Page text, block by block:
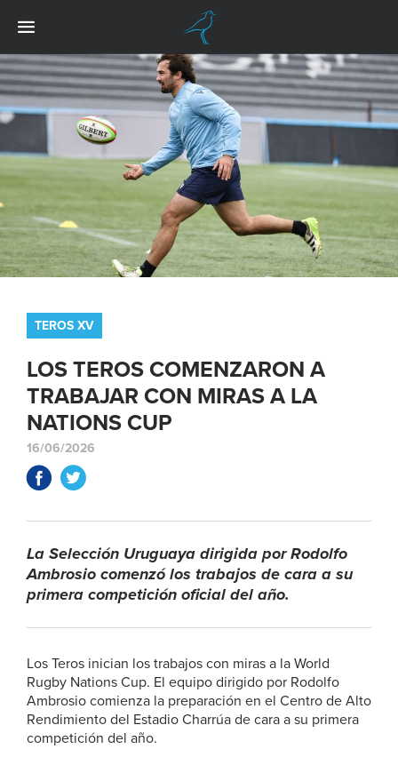
TEROS XV
LOS TEROS COMENZARON A
TRABAJAR CON MIRAS A LA
NATIONS CUP
16/06/2026
La Selección Uruguaya dirigida por Rodolfo
Ambrosio comenzó los trabajos de cara a su
primera competición oficial del año.
Los Teros inician los trabajos con miras a la World
Rugby Nations Cup. El equipo dirigido por Rodolfo
Ambrosio comienza la preparación en el Centro de Alto
Rendimiento del Estadio Charrúa de cara a su primera
competición del año.